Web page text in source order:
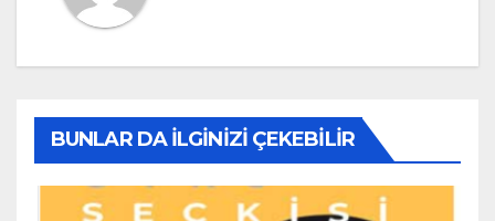
BUNLAR DA İLGINIZI ÇEKEBILIR